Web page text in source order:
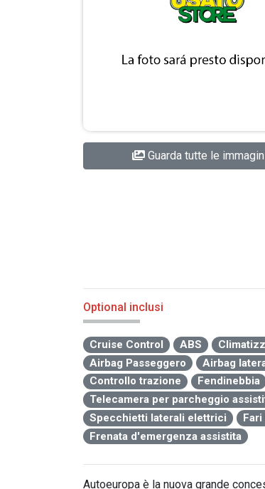
Guarda tutte le
Optional inclusi
Cruise Control ABS
Airbag Passeggero
Airbag
Controllo trazione
Fendinebbia
Telecamera per parcheggio
Specchietti laterali elettrici
Fari
Frenata d'emergenza assistita
Autoeuropa è la nuova grande